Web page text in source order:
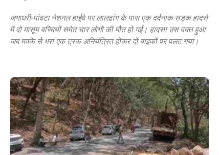
जगाधरी-पांवटा नेशनल हाईवे पर लालढांग के पास एक दर्दनाक सड़क हादसे
में दो मासूम बच्चियों समेत चार लोगों की मौत हो गई। हादसा उस वक्त हुआ
जब मक्के से भरा एक ट्रक अनियंत्रित होकर दो बाइकों पर पलट गया।